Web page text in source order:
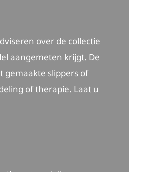
over de collectie
aangemeten krijgt. De
gemaakte slippers of
of therapie. Laat u